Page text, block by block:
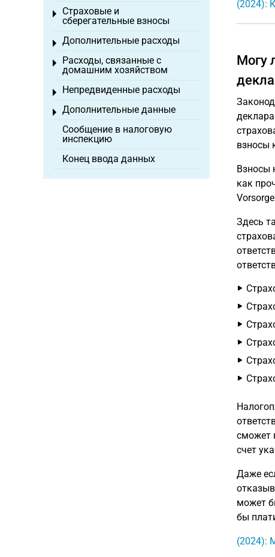
(2024):
Могу
взносы
Взносы
как
Здесь
сможет
счет
Даже
может
бы
(2024):
Страховые и
сберегательные взносы
Toggle menu
Дополнительные расходы
Toggle menu
Расходы, связанные с
домашним хозяйством
Toggle menu
Непредвиденные расходы
Toggle menu
Дополнительные данные
Toggle menu
Сообщение в налоговую
инспекцию
Конец ввода данных